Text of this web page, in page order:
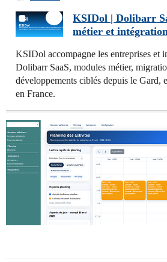
KSIDol | Dolibarr
métier et
KSIDol accompagne les entreprises et
Dolibarr SaaS, modules métier,
développements ciblés depuis le Gard,
en France.